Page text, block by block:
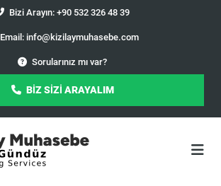
Bizi Arayın: +90 532 326 48 39
Email: info@kizilaymuhasebe.com
Sorularınız mı var?
BİZ SİZİ ARAYALIM